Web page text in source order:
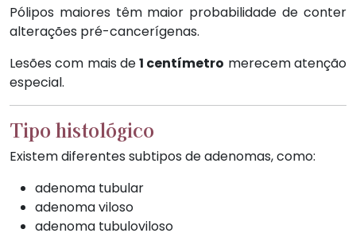
Pólipos maiores têm maior probabilidade de conter
alterações pré-cancerígenas.
Lesões com mais de1 centímetro merecem atenção
especial.
Tipo histológico
Existem diferentes subtipos de adenomas, como:
adenoma tubular
adenoma viloso
adenoma tubuloviloso